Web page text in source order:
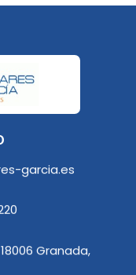
garcia.es
Granada,